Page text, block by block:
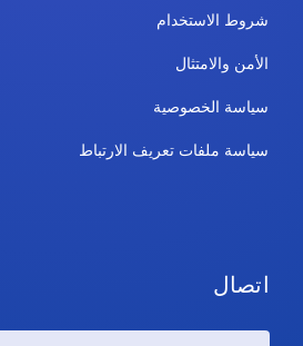
شروط الاستخدام
الأمن والامتثال
سياسة الخصوصية
سياسة ملفات تعريف الارتباط
اتصال